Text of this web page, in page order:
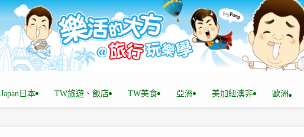
Japan日本 TW旅遊、飯店 TW美食 亞洲 美加紐澳非 歐洲